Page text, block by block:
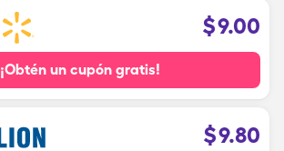
$9.00
¡Obtén un cupón gratis!
$9.80